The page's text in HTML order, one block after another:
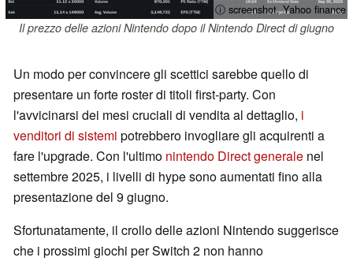
ⓘ screenshot, Yahoo finance
Il prezzo delle azioni Nintendo dopo il Nintendo Direct di giugno
Un modo per convincere gli scettici sarebbe quello di
presentare un forte roster di titoli first-party. Con
l'avvicinarsi dei mesi cruciali di vendita al dettaglio, i
venditori di sistemi potrebbero invogliare gli acquirenti a
fare l'upgrade. Con l'ultimo nintendo Direct generale nel
settembre 2025, i livelli di hype sono aumentati fino alla
presentazione del 9 giugno.
Sfortunatamente, il crollo delle azioni Nintendo suggerisce
che i prossimi giochi per Switch 2 non hanno